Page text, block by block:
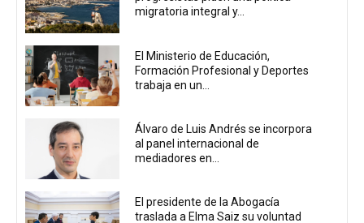
migratoria integral y...
El Ministerio de Educación,
Formación Profesional y Deportes
trabaja en un...
Álvaro de Luis Andrés se incorpora
al panel internacional de
mediadores en...
El presidente de la Abogacía
traslada a Elma Saiz su voluntad